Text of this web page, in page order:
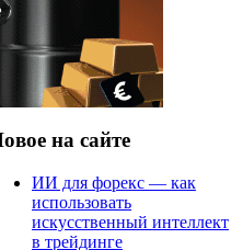
на сайте
ИИ для форекс — как
использовать
искусственный интеллект
в трейдинге